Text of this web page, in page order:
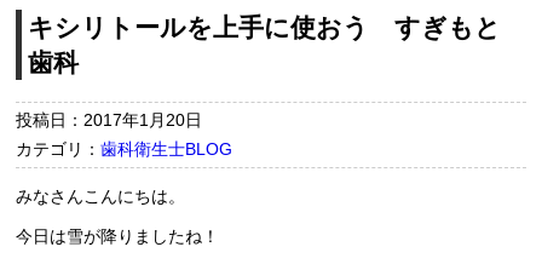
キシリトールを上手に使おう すぎもと
歯科
投稿日：2017年1月20日
カテゴリ：歯科衛生士BLOG
みなさんこんにちは。
今日は雪が降りましたね！